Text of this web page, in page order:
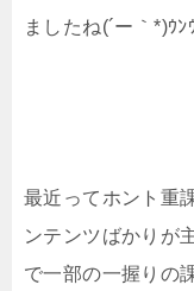
ましたね(´ー｀*)ｳﾝ
最近ってホント重
ンテンツばかりが
で一部の一握りの